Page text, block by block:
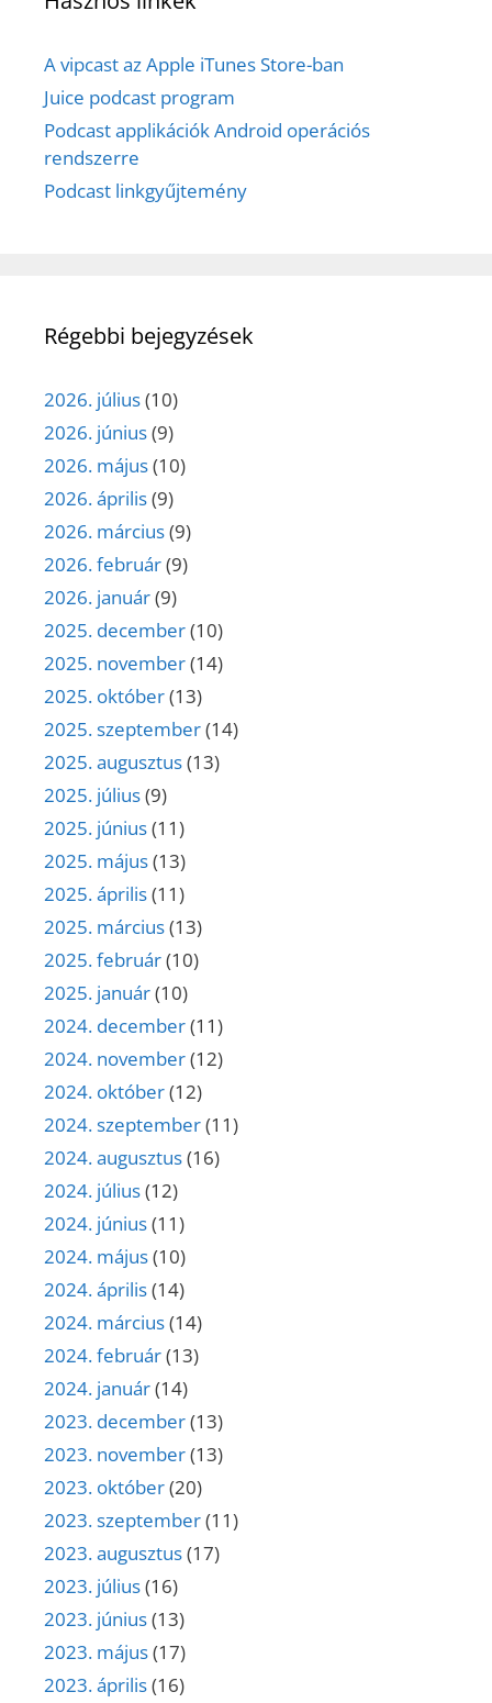
A vipcast az Apple iTunes Store-ban
Juice podcast program
Podcast applikációk Android operációs
rendszerre
Podcast linkgyűjtemény
Régebbi bejegyzések
2026. július(10)
2026. június(9)
2026. május(10)
2026. április(9)
2026. március(9)
2026. február(9)
2026. január(9)
2025. december(10)
2025. november(14)
2025. október(13)
2025. szeptember(14)
2025. augusztus(13)
2025. július(9)
2025. június(11)
2025. május(13)
2025. április(11)
2025. március(13)
2025. február(10)
2025. január(10)
2024. december(11)
2024. november(12)
2024. október(12)
2024. szeptember(11)
2024. augusztus(16)
2024. július(12)
2024. június(11)
2024. május(10)
2024. április(14)
2024. március(14)
2024. február(13)
2024. január(14)
2023. december(13)
2023. november(13)
2023. október(20)
2023. szeptember(11)
2023. augusztus(17)
2023. július(16)
2023. június(13)
2023. május(17)
2023. április(16)